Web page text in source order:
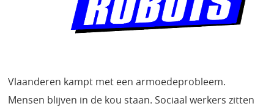
Vlaanderen kampt met een armoedeprobleem.
Mensen blijven in de kou staan. Sociaal werkers zitten